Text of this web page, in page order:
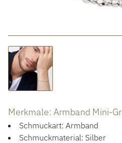
HOCHZEIT
ACCESSOIRES
Merkmale: Armband Mini-
Schmuckart: Armband
Schmuckmaterial: Silber